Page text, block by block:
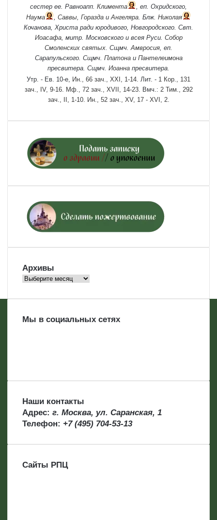
сестер ее. Равноапп. Климента
, еп. Охридского,
Наума
Саввы Горазда и Ангеляра . Блж. Николая
Кочанова, Христа ради юродивого, Новгородского. Свт.
Иоасафа, митр. Московского и всея Руси. Собор
Смоленских святых . Сщмч. Амвросия , еп.
Сарапульского. Сщмч. Платонаи Пантелеимона
пресвитера. Сщмч. Иоанна пресвитера.
Утр. - Ев. 10-е, Ин., 66 зач., XXI, 1-14. Лит. - 1 Кор., 131
зач., IV, 9-16. Мф., 72 зач., XVII, 14-23. Вмч.: 2 Тим., 292
зач., II, 1-10. Ин., 52 зач., XV, 17 - XVI, 2.
Архивы
Архивы
Мы в социальных сетях
Наши контакты
Адрес: г. Москва, ул. Саранская, 1
Телефон: +7 (495) 704-53-13
Сайты РПЦ